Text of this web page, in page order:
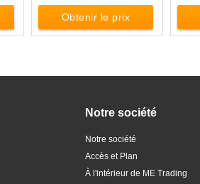
Obtenir le prix
Notre société
Notre société
Accès et Plan
À l'intérieur de ME Trading